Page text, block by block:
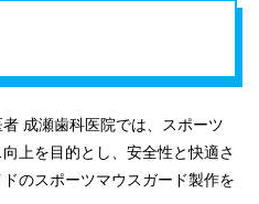
成瀬歯科医院では、スポーツ
上を目的とし、安全性と快適さ
のスポーツマウスガード製作を